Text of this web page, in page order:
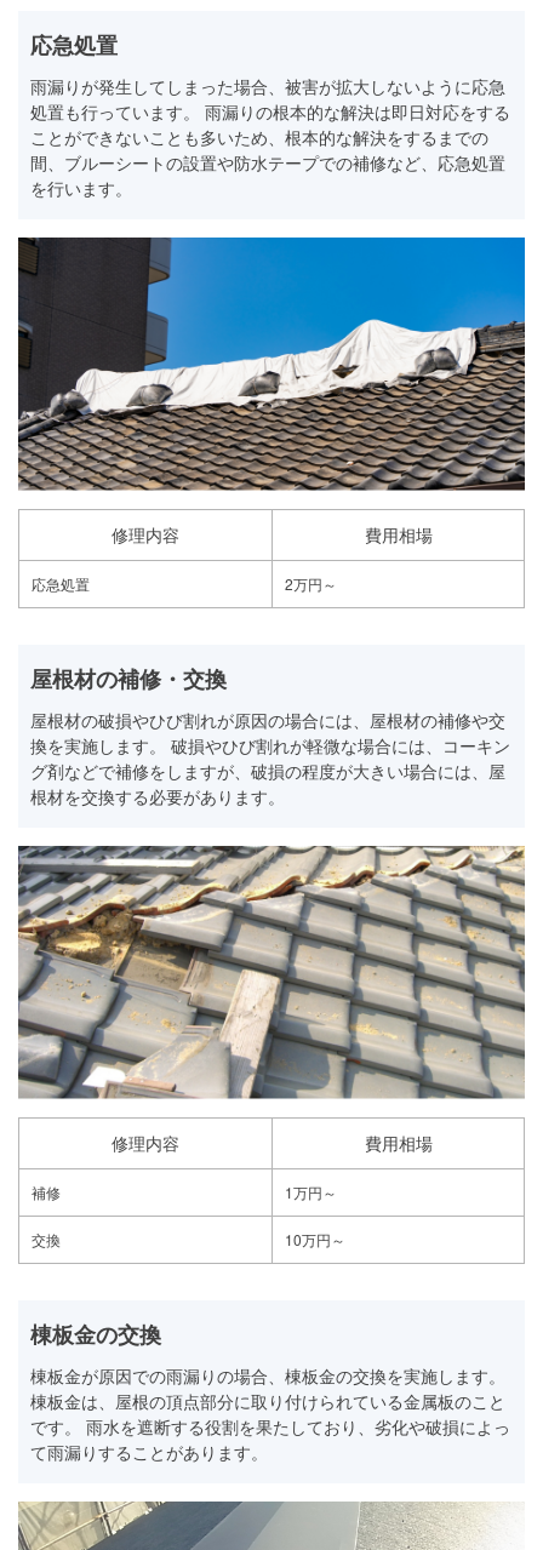
応急処置
雨漏りが発生してしまった場合、被害が拡大しないように応急
処置も行っています。 雨漏りの根本的な解決は即日対応をする
ことができないことも多いため、根本的な解決をするまでの
間、ブルーシートの設置や防水テープでの補修など、応急処置
を行います。
修理内容 費用相場
応急処置 2万円～
屋根材の補修・交換
屋根材の破損やひび割れが原因の場合には、屋根材の補修や交
換を実施します。 破損やひび割れが軽微な場合には、コーキン
グ剤などで補修をしますが、破損の程度が大きい場合には、屋
根材を交換する必要があります。
修理内容 費用相場
補修 1万円～
交換 10万円～
棟板金の交換
棟板金が原因での雨漏りの場合、棟板金の交換を実施します。
棟板金は、屋根の頂点部分に取り付けられている金属板のこと
です。 雨水を遮断する役割を果たしており、劣化や破損によっ
て雨漏りすることがあります。